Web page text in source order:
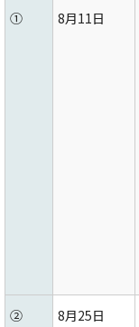
① 8月11日
② 8月25日